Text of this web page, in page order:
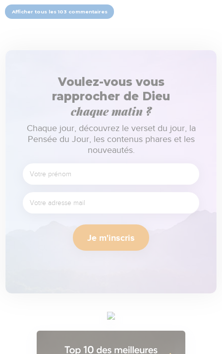
Afficher tous les 103 commentaires
Voulez-vous vous
rapprocher de Dieu
chaque matin ?
Chaque jour, découvrez le verset du jour, la
Pensée du Jour, les contenus phares et les
nouveautés.
Je m'inscris